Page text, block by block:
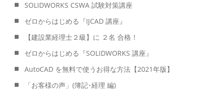
SOLIDWORKS CSWA 試験対策講座
ゼロからはじめる『IJCAD 講座』
【建設業経理士２級】に ２名 合格！
ゼロからはじめる『SOLIDWORKS 講座』
AutoCAD を無料で使うお得な方法【2021年版】
「お客様の声」(簿記･経理 編)